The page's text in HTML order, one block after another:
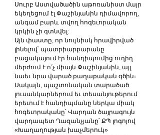
Սուրբ Աստվածածին աթոռանիստ մայր
եկեղեցում էլ Փաշինյանին դիմավորող,
անգամ բարև տվող հոգեւորական
կրկին չի գտնվել:
Այն փաստը, որ նույնիսկ հրավիրված
լինելով՝ պատրիարքարանը
բացակայում էր հանդիպումից ուղիղ
մերժում է ո՛չ միայն Փաշինյանին, այլ
նաեւ նրա վարած քաղաքական գծին։
Սակայն, պաշտոնական տարածած
լուսանկարներում եւ տեսանյութերում
երեւում է հանդիպմանը ներկա միակ
հոգեւորականը՝ Վարդան ծայրագույն
վարդապետ Ղազանչյանը՝ ՔՊ լոգոյով
«Խաղաղության խաչմերուկ»